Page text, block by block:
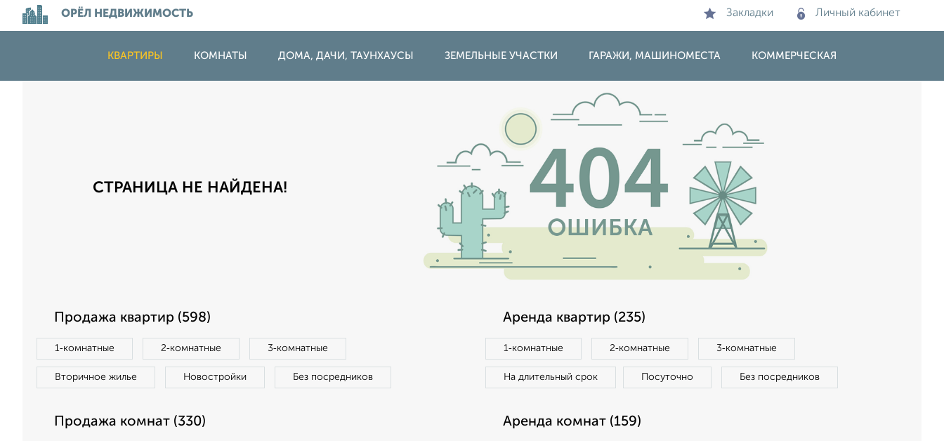
ОРЁЛ НЕДВИЖИМОСТЬ Закладки Личный кабинет
КВАРТИРЫ КОМНАТЫ ДОМА, ДАЧИ, ТАУНХАУСЫ ЗЕМЕЛЬНЫЕ УЧАСТКИ ГАРАЖИ, МАШИНОМЕСТА КОММЕРЧЕСКАЯ
СТРАНИЦА НЕ НАЙДЕНА!
Продажа квартир (598)
1‑комнатные 2‑комнатные 3‑комнатные
Вторичное жилье Новостройки Без посредников
Аренда квартир (235)
1‑комнатные 2‑комнатные 3‑комнатные
На длительный срок Посуточно Без посредников
Продажа комнат (330) Аренда комнат (159)